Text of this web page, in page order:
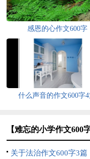
感恩的心作文600字
什么声音的作文600字
【难忘的小学作文600
关于法治作文600字3篇